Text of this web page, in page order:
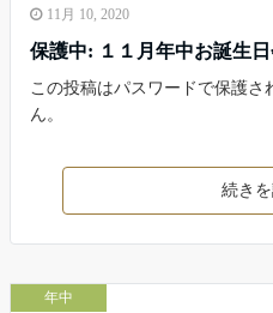
11月 10, 2020
保護中: １１月年中お誕生
この投稿はパスワードで保護
ん。
続き
年中